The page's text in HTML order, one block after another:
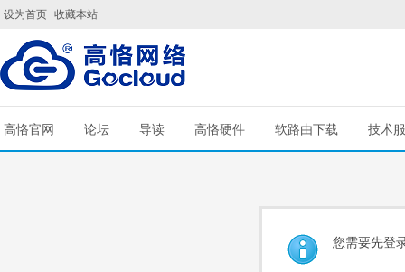
设为首页 收藏本站
高恪官网 论坛 导读 高恪硬件 软路由下载 技术
您需要先登